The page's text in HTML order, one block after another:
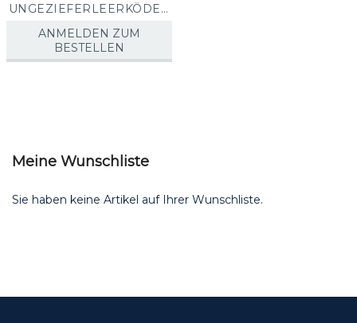
UNGEZIEFERLEERKÖDER
ANMELDEN ZUM
BESTELLEN
Meine Wunschliste
Sie haben keine Artikel auf Ihrer Wunschliste.